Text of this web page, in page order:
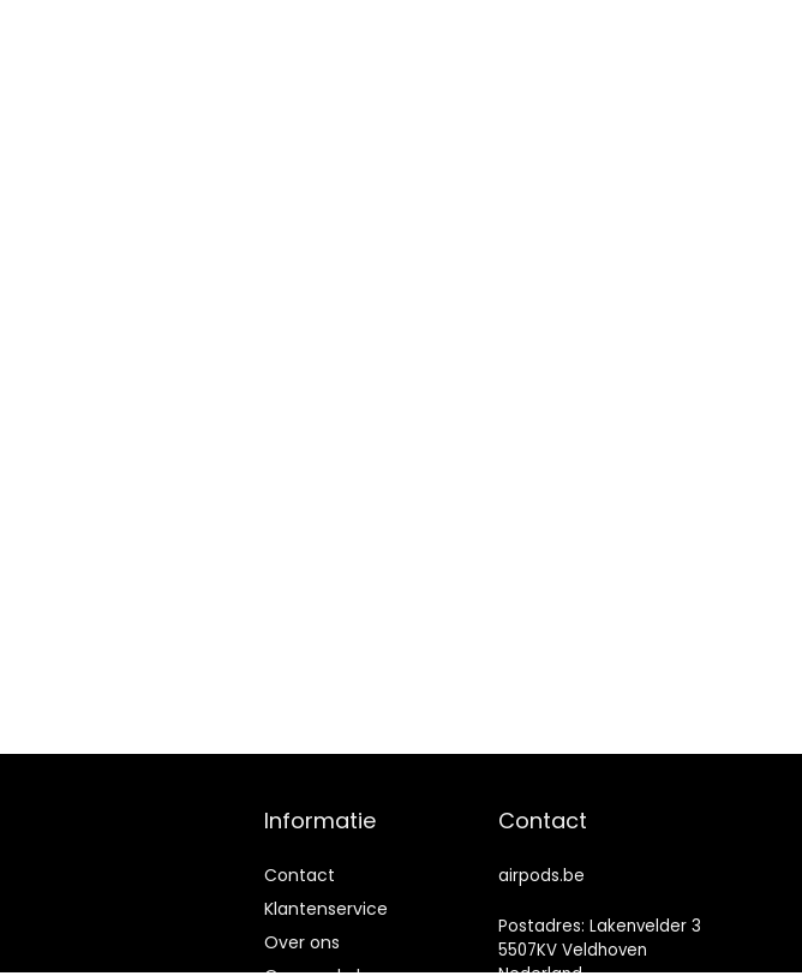
Informatie
Contact
Klantenservice
Over ons
Contact
airpods.be
Postadres: Lakenvelder 3
5507KV Veldhoven